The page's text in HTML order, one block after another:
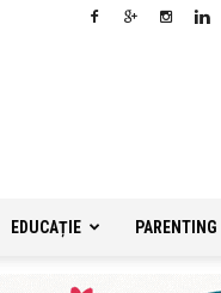
EDUCAȚIE PARENTING